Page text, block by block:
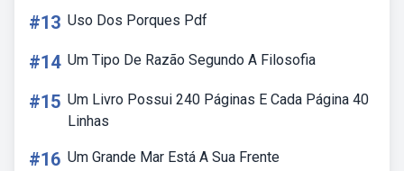
#13 Uso Dos Porques Pdf
#14 Um Tipo De Razão Segundo A Filosofia
#15 Um Livro Possui 240 Páginas E Cada Página 40
Linhas
#16 Um Grande Mar Está A Sua Frente